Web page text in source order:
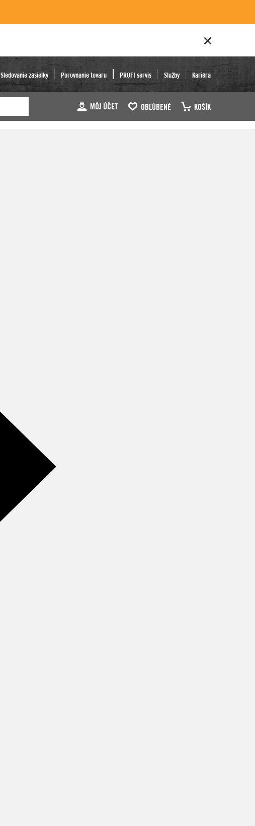
Sledovanie zásielky Porovnanie tovaru PROFI servis Služby Kariéra
MÔJ ÚČET OBĽÚBENÉ KOŠÍK